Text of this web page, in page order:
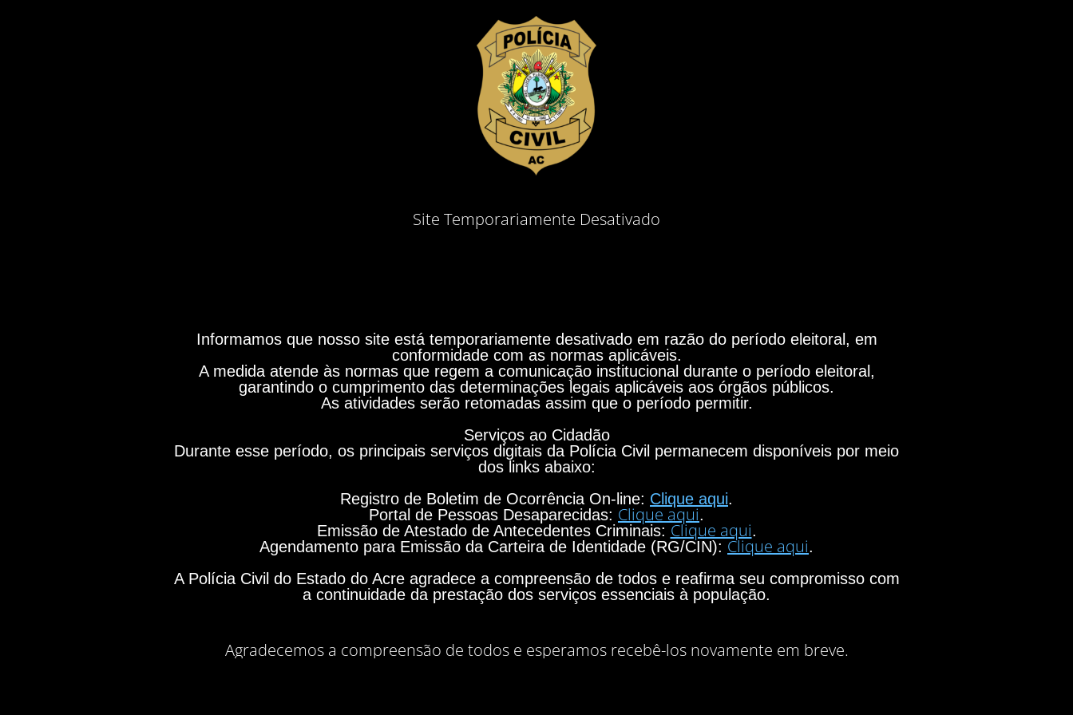
Site Temporariamente Desativado
Informamos que nosso site está temporariamente desativado em razão do período eleitoral, em
conformidade com as normas aplicáveis.
A medida atende às normas que regem a comunicação institucional durante o período eleitoral,
garantindo o cumprimento das determinações legais aplicáveis aos órgãos públicos.
As atividades serão retomadas assim que o período permitir.
Serviços ao Cidadão
Durante esse período, os principais serviços digitais da Polícia Civil permanecem disponíveis por meio
dos links abaixo:
Registro de Boletim de Ocorrência On-line: Clique aqui.
Portal de Pessoas Desaparecidas: Clique aqui.
Emissão de Atestado de Antecedentes Criminais: Clique aqui.
Agendamento para Emissão da Carteira de Identidade (RG/CIN): Clique aqui.
A Polícia Civil do Estado do Acre agradece a compreensão de todos e reafirma seu compromisso com
a continuidade da prestação dos serviços essenciais à população.
Agradecemos a compreensão de todos e esperamos recebê-los novamente em breve.